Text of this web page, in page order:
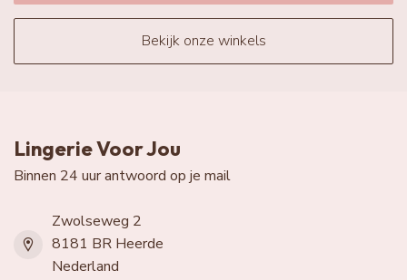
Bekijk onze winkels
Lingerie Voor Jou
Binnen 24 uur antwoord op je mail
Zwolseweg 2
8181 BR Heerde
Nederland